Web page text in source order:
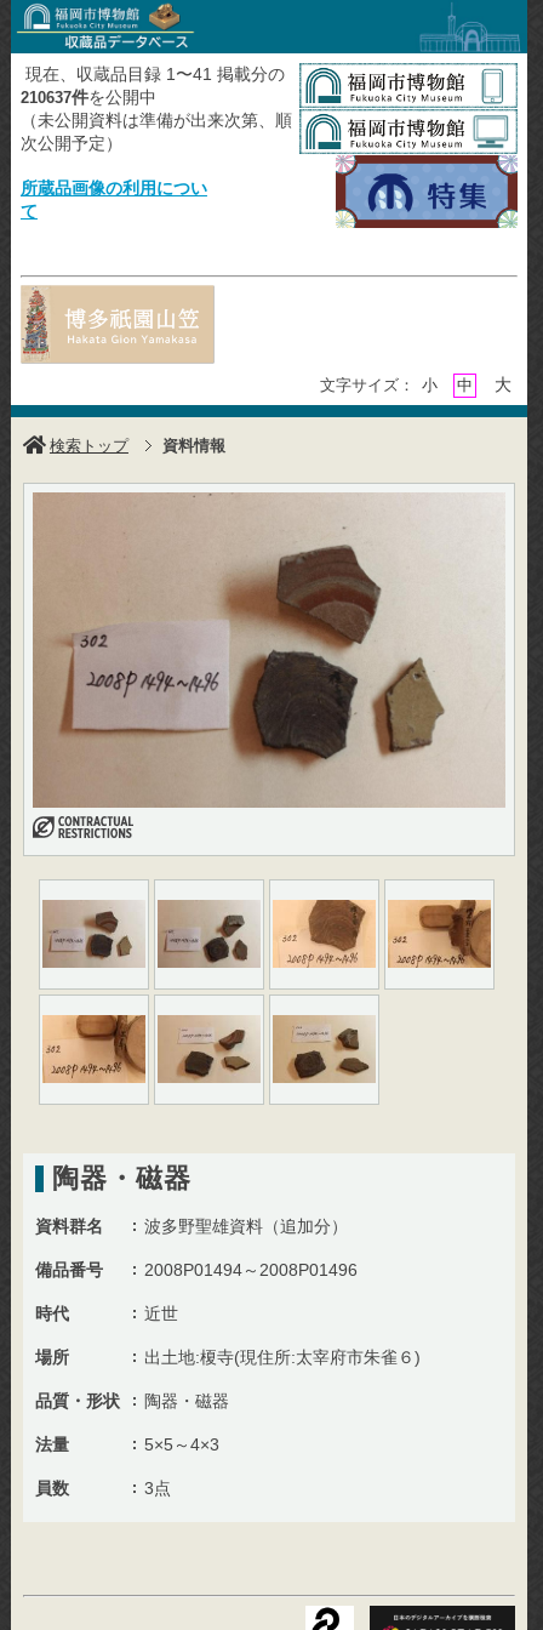
現在、収蔵品目録 1〜41 掲載分の
210637件を公開中
（未公開資料は準備が出来次第、順
次公開予定）
所蔵品画像の利用につい
て
文字サイズ： 小 中 大
検索トップ 資料情報
陶器・磁器
資料群名 波多野聖雄資料（追加分）
備品番号 2008P01494～2008P01496
時代 近世
場所 出土地:榎寺(現住所:太宰府市朱雀６)
品質・形状 陶器・磁器
法量 5×5～4×3
員数 3点